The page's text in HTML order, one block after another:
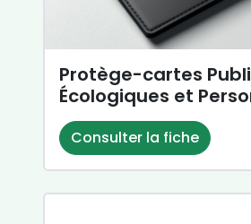
Protège-cartes
Écologiques et
Consulter la fiche